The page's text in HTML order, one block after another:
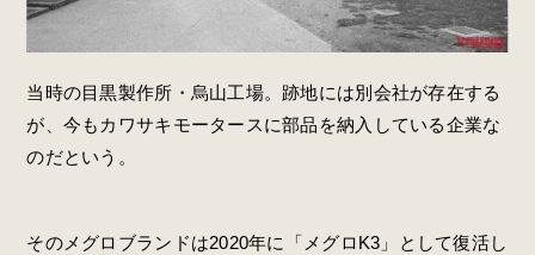
当時の目黒製作所・烏山工場。跡地には別会社が存在する
が、今もカワサキモータースに部品を納入している企業な
のだという。
そのメグロブランドは2020年に「メグロK3」として復活し